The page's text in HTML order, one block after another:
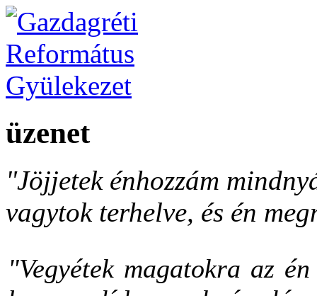
üzenet
"Jöjjetek énhozzám
vagytok terhelve, és én
"Vegyétek magatokra az